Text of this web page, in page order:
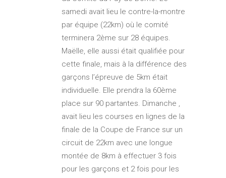
samedi avait lieu le contre-la-montre
par équipe (22km) où le comité
terminera 2ème sur 28 équipes.
Maëlle, elle aussi était qualifiée pour
cette finale, mais à la différence des
garçons l’épreuve de 5km était
individuelle. Elle prendra la 60ème
place sur 90 partantes. Dimanche ,
avait lieu les courses en lignes de la
finale de la Coupe de France sur un
circuit de 22km avec une longue
montée de 8km à effectuer 3 fois
pour les garçons et 2 fois pour les